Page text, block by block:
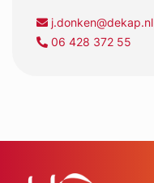
j.donken@dekap.nl
06 428 372 55